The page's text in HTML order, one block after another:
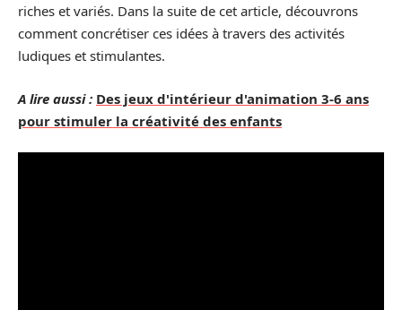
riches et variés. Dans la suite de cet article, découvrons
comment concrétiser ces idées à travers des activités
ludiques et stimulantes.
A lire aussi : Des jeux d'intérieur d'animation 3-6 ans
pour stimuler la créativité des enfants